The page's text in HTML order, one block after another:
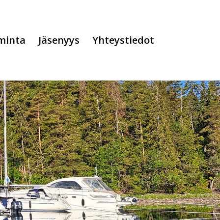
Jäsenyys Yhteystiedot